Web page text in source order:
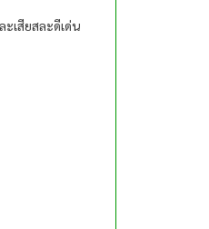
เสียสละดีเด่น